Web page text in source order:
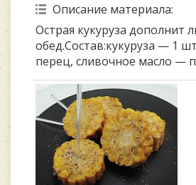
Описание материала:
Острая кукуруза дополнит
обед.Состав:кукуруза — 1
перец, сливочное масло —